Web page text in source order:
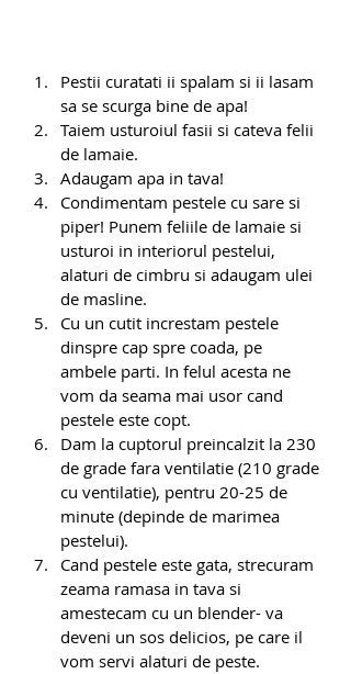
Pestii curatati ii spalam si ii lasam
sa se scurga bine de apa!
Taiem usturoiul fasii si cateva felii
de lamaie.
Adaugam apa in tava!
Condimentam pestele cu sare si
piper! Punem feliile de lamaie si
usturoi in interiorul pestelui,
alaturi de cimbru si adaugam ulei
de masline.
Cu un cutit increstam pestele
dinspre cap spre coada, pe
ambele parti. In felul acesta ne
vom da seama mai usor cand
pestele este copt.
Dam la cuptorul preincalzit la 230
de grade fara ventilatie (210 grade
cu ventilatie), pentru 20-25 de
minute (depinde de marimea
pestelui).
Cand pestele este gata, strecuram
zeama ramasa in tava si
amestecam cu un blender- va
deveni un sos delicios, pe care il
vom servi alaturi de peste.